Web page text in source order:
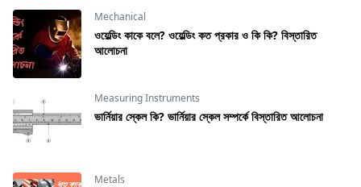
Mechanical
ওয়েল্ডিং কাকে বলে? ওয়েল্ডিং কত প্রকার ও কি কি? বিস্তারিত
আলোচনা
Measuring Instruments
ভার্নিয়ার স্কেল কি? ভার্নিয়ার স্কেল সম্পর্কে বিস্তারিত আলোচনা
Metals